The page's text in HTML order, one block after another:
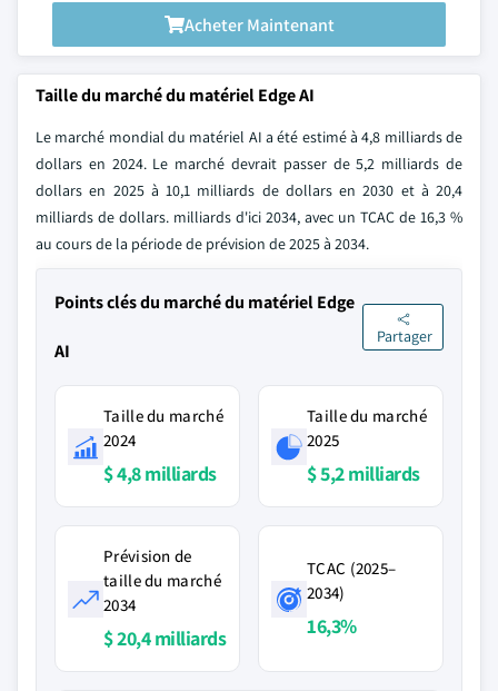
Acheter Maintenant
Taille du marché du matériel Edge AI
Le marché mondial du matériel AI a été estimé à 4,8 milliards de
dollars en 2024. Le marché devrait passer de 5,2 milliards de
dollars en 2025 à 10,1 milliards de dollars en 2030 et à 20,4
milliards de dollars. milliards d'ici 2034, avec un TCAC de 16,3 %
au cours de la période de prévision de 2025 à 2034.
Points clés du marché du matériel Edge
AI
Partager
Taille du marché
2024
$ 4,8 milliards
Taille du marché
2025
$ 5,2 milliards
Prévision de
taille du marché
2034
$ 20,4 milliards
TCAC (2025–
2034)
16,3%